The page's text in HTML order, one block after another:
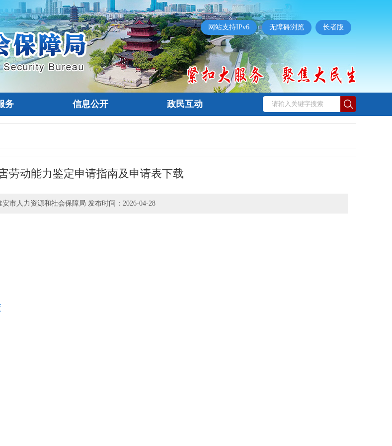
网站支持IPv6 无障碍浏览 长者版
务 信息公开 政民互动
劳动能力鉴定申请指南及申请表下载
市人力资源和社会保障局 发布时间：2026-04-28